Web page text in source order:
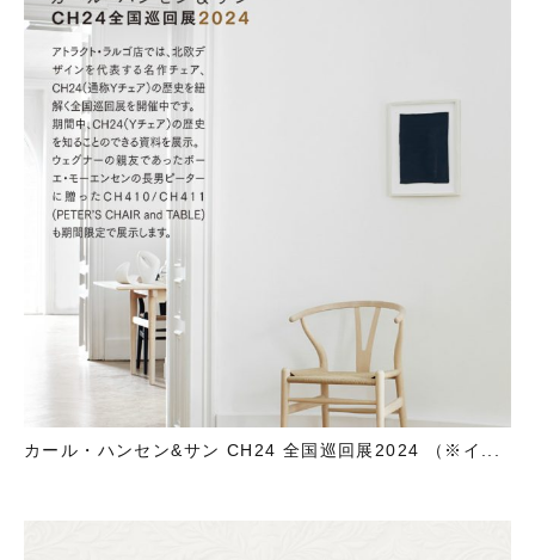
カール・ハンセン&サン CH24 全国巡回展2024 （※イ...